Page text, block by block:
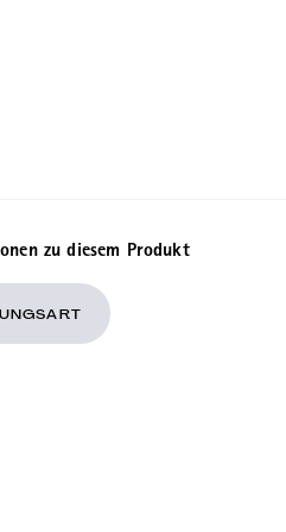
zu diesem Produkt